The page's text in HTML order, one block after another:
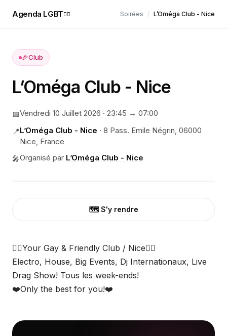
Agenda LGBT🏳️‍🌈 Soirées / L’Oméga Club - Nice
🎉Club
L’Oméga Club - Nice
📅Vendredi 10 Juillet 2026 · 23:45 → 07:00
📍L’Oméga Club - Nice · 8 Pass. Emile Négrin, 06000
Nice, France
🎤Organisé par L’Oméga Club - Nice
🗺️ S'y rendre
🏳️‍🌈Your Gay & Friendly Club / Nice🏳️‍🌈
Electro, House, Big Events, Dj Internationaux, Live
Drag Show! Tous les week-ends!
❤️Only the best for you!❤️